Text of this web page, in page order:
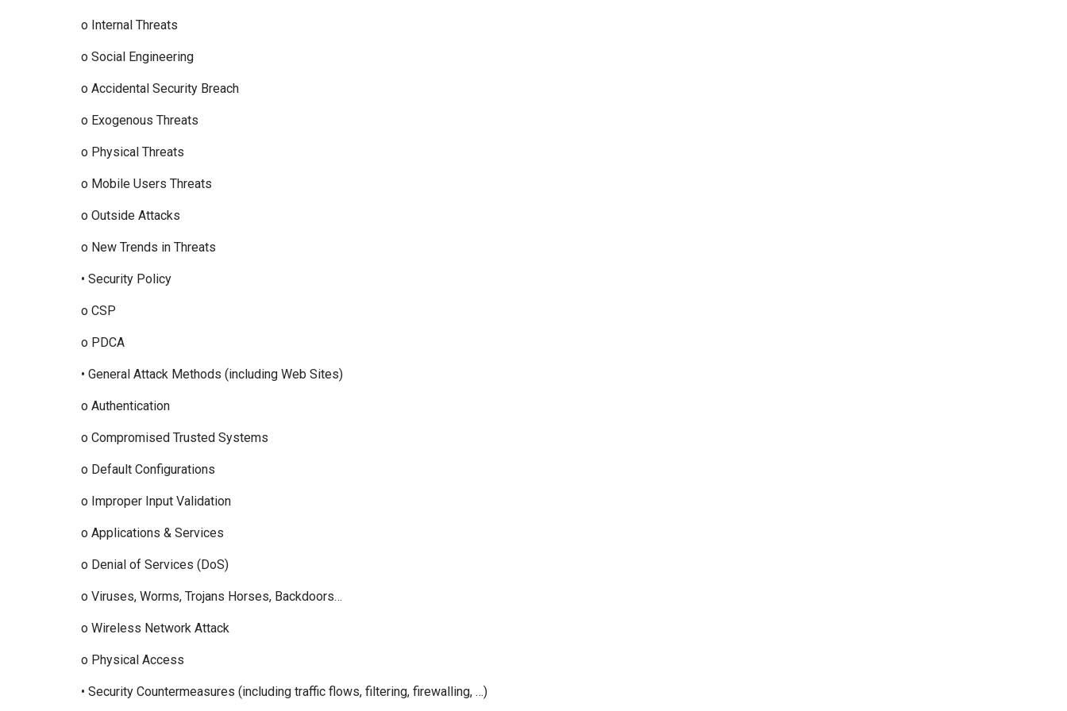
o Internal Threats
o Social Engineering
o Accidental Security Breach
o Exogenous Threats
o Physical Threats
o Mobile Users Threats
o Outside Attacks
o New Trends in Threats
• Security Policy
o CSP
o PDCA
• General Attack Methods (including Web Sites)
o Authentication
o Compromised Trusted Systems
o Default Configurations
o Improper Input Validation
o Applications & Services
o Denial of Services (DoS)
o Viruses, Worms, Trojans Horses, Backdoors…
o Wireless Network Attack
o Physical Access
• Security Countermeasures (including traffic flows, filtering, firewalling, …)